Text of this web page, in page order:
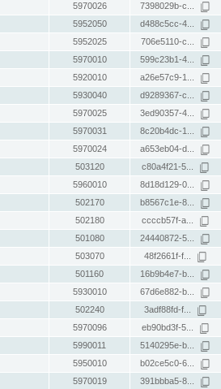
5970026 7398029b-c...
5952050 d488c5cc-4...
5952025 706e5110-c...
5970010 599c23b1-4...
5920010 a26e57c9-1...
5930040 d9289367-c...
5970025 3ed90357-4...
5970031 8c20b4dc-1...
5970024 a653eb04-d...
503120 c80a4f21-5...
5960010 8d18d129-0...
502170 b8567c1e-8...
502180 ccccb57f-a...
501080 24440872-5...
503070 48f2661f-f...
501160 16b9b4e7-b...
5930010 67d6e882-b...
502240 3adf88fd-f...
5970096 eb90bd3f-5...
5990011 5140295e-b...
5950010 b02ce5c0-6...
5970019 391bbba5-8...